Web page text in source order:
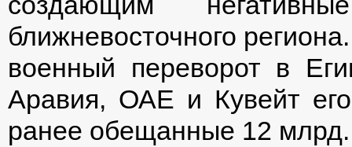
ближневосточного
военный переворот в
Аравия, ОАЕ и Кувейт
ранее обещанные 12